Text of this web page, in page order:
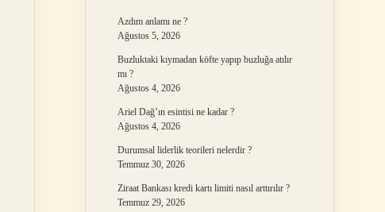
Azdım anlamı ne ?
Ağustos 5, 2026
Buzluktaki kıymadan köfte yapıp buzluğa atılır
mı ?
Ağustos 4, 2026
Ariel Dağ’ın esintisi ne kadar ?
Ağustos 4, 2026
Durumsal liderlik teorileri nelerdir ?
Temmuz 30, 2026
Ziraat Bankası kredi kartı limiti nasıl arttırılır ?
Temmuz 29, 2026